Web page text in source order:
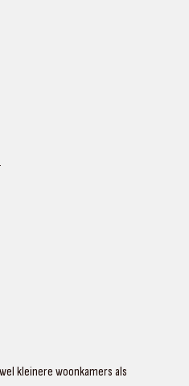
kleinere woonkamers als